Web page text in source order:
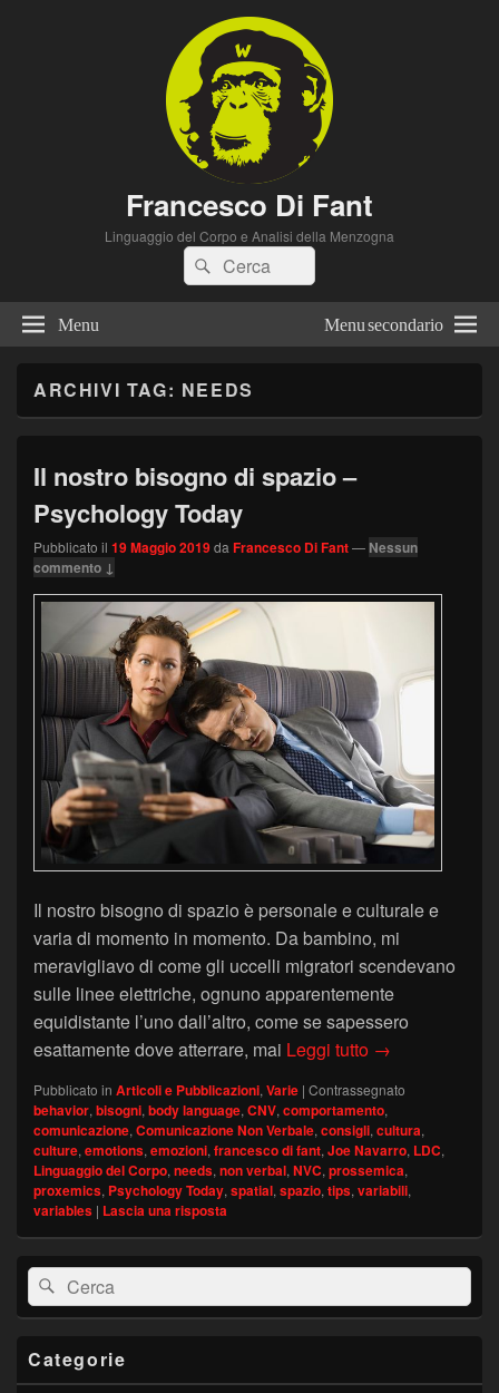
Francesco Di Fant
Linguaggio del Corpo e Analisi della Menzogna
Cerca:Cerca
Menu Menu secondario
ARCHIVI TAG: NEEDS
Il nostro bisogno di spazio –
Psychology Today
Pubblicato il 19 Maggio 2019da Francesco Di Fant— Nessun
commento ↓
Il nostro bisogno di spazio è personale e culturale e
varia di momento in momento. Da bambino, mi
meravigliavo di come gli uccelli migratori scendevano
sulle linee elettriche, ognuno apparentemente
equidistante l’uno dall’altro, come se sapessero
esattamente dove atterrare, mai Leggi tutto Il nostro
→
Pubblicato in Articoli e Pubblicazioni, Varie | Contrassegnato
behavior, bisogni, body language, CNV, comportamento,
comunicazione, Comunicazione Non Verbale, consigli, cultura,
culture, emotions, emozioni, francesco di fant, Joe Navarro, LDC,
Linguaggio del Corpo, needs, non verbal, NVC, prossemica,
proxemics, Psychology Today, spatial, spazio, tips, variabili,
variables | Lascia una risposta
Area
widget
barra
laterale
Cerca: Cerca
Categorie